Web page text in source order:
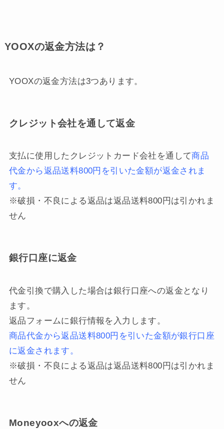
YOOXの返金方法は？
YOOXの返金方法は3つあります。
クレジット会社を通して返金
支払に使用したクレジットカード会社を通して商品
代金から返品送料800円を引いた金額が返金されま
す。
※破損・不良による返品は返品送料800円は引かれま
せん
銀行口座に返金
代金引換で購入した場合は銀行口座への返金となり
ます。
返品フォームに銀行情報を入力します。
商品代金から返品送料800円を引いた金額が銀行口座
に返金されます。
※破損・不良による返品は返品送料800円は引かれま
せん
Moneyooxへの返金